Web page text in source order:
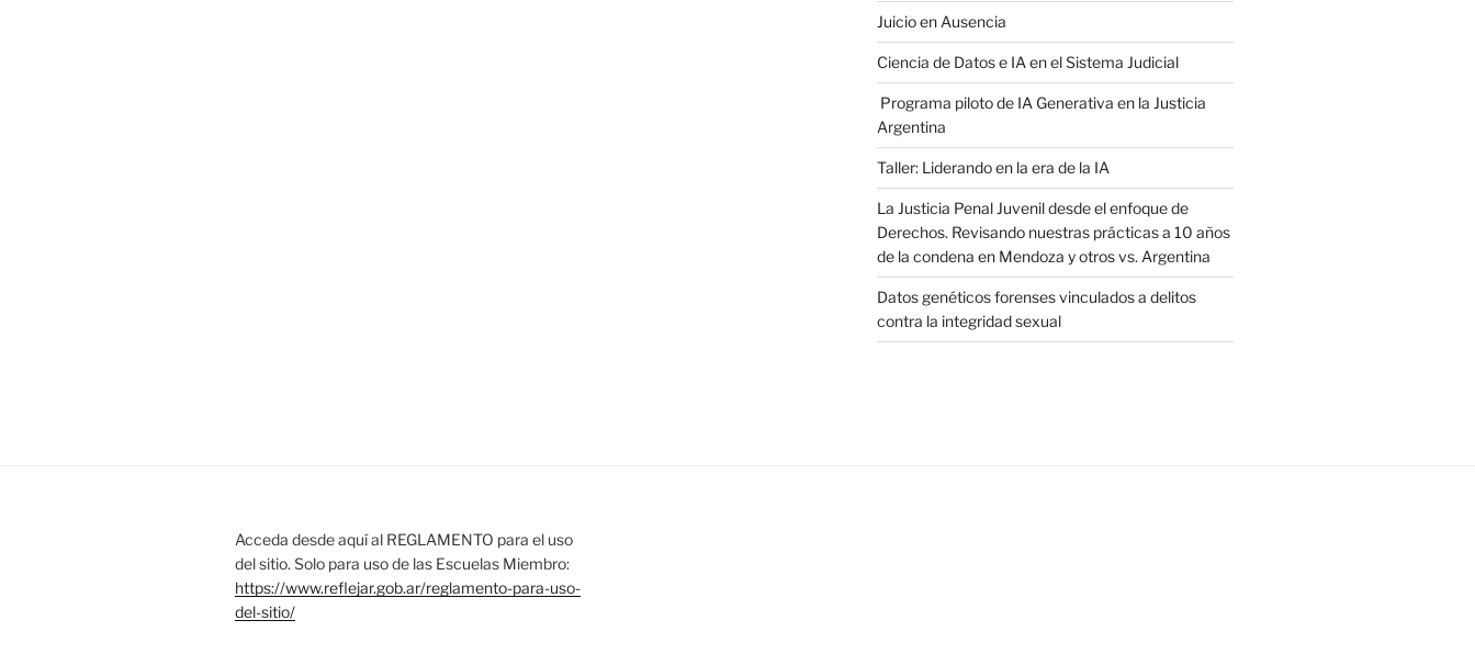
Juicio en Ausencia
Ciencia de Datos e IA en el Sistema Judicial
Programa piloto de IA Generativa en la Justicia
Argentina
Taller: Liderando en la era de la IA
La Justicia Penal Juvenil desde el enfoque de
Derechos. Revisando nuestras prácticas a 10 años
de la condena en Mendoza y otros vs. Argentina
Datos genéticos forenses vinculados a delitos
contra la integridad sexual
Acceda desde aquí al REGLAMENTO para el uso
del sitio. Solo para uso de las Escuelas Miembro:
https://www.reflejar.gob.ar/reglamento-para-uso-
del-sitio/